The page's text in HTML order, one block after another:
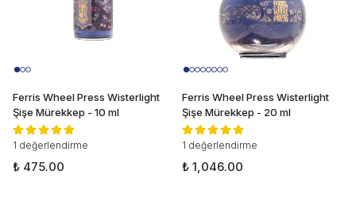
Ferris Wheel Press Wisterlight
Şişe Mürekkep - 10 ml
1 değerlendirme
₺ 475.00
Ferris Wheel Press Wisterlight
Şişe Mürekkep - 20 ml
1 değerlendirme
₺ 1,046.00